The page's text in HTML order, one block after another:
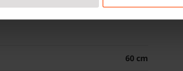
1140 cm
60 cm